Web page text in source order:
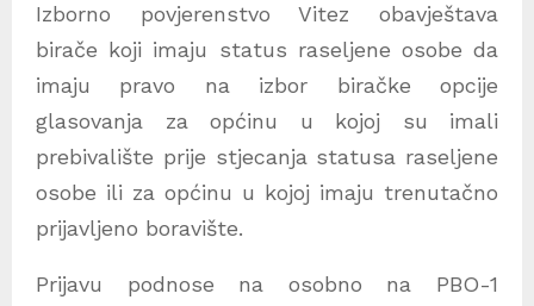
Izborno povjerenstvo Vitez obavještava
birače koji imaju status raseljene osobe da
imaju pravo na izbor biračke opcije
glasovanja za općinu u kojoj su imali
prebivalište prije stjecanja statusa raseljene
osobe ili za općinu u kojoj imaju trenutačno
prijavljeno boravište.
Prijavu podnose na osobno na PBO-1